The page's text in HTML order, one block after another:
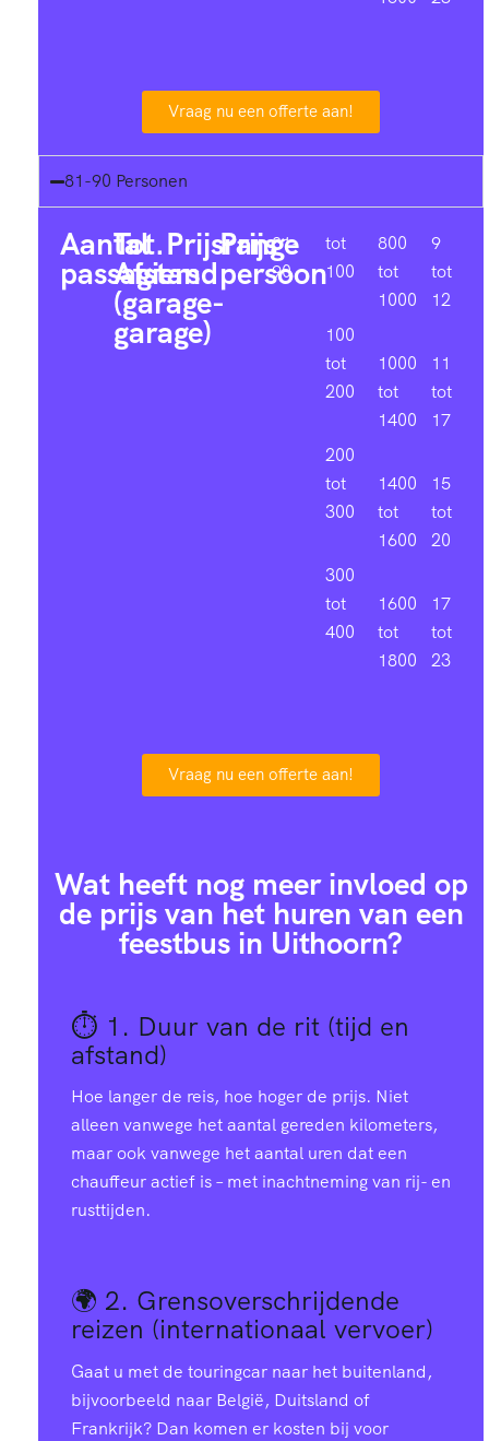
Vraag nu een offerte aan!
81-90 Personen
Aantal
passagiers
Tot.
Afstand
(garage-
garage)
Prijsrange
Prijs
persoon
81-
90
tot
100
100
tot
200
200
tot
300
300
tot
400
800
tot
1000
1000
tot
1400
1400
tot
1600
1600
tot
1800
9
tot
12
11
tot
17
15
tot
20
17
tot
23
Vraag nu een offerte aan!
Wat heeft nog meer invloed op
de prijs van het huren van een
feestbus in Uithoorn?
⏱️ 1. Duur van de rit (tijd en
afstand)
Hoe langer de reis, hoe hoger de prijs. Niet
alleen vanwege het aantal gereden kilometers,
maar ook vanwege het aantal uren dat een
chauffeur actief is – met inachtneming van rij- en
rusttijden.
🌍 2. Grensoverschrijdende
reizen (internationaal vervoer)
Gaat u met de touringcar naar het buitenland,
bijvoorbeeld naar België, Duitsland of
Frankrijk? Dan komen er kosten bij voor